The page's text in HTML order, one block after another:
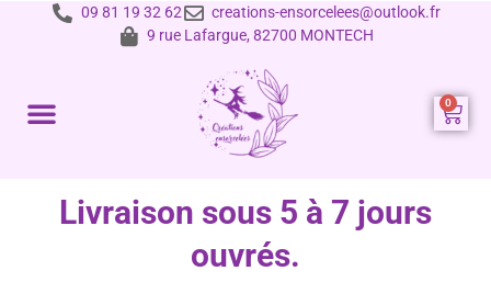
09 81 19 32 62
creations-ensorcelees@outlook.fr
9 rue Lafargue, 82700 MONTECH
Livraison sous 5 à 7 jours
ouvrés.